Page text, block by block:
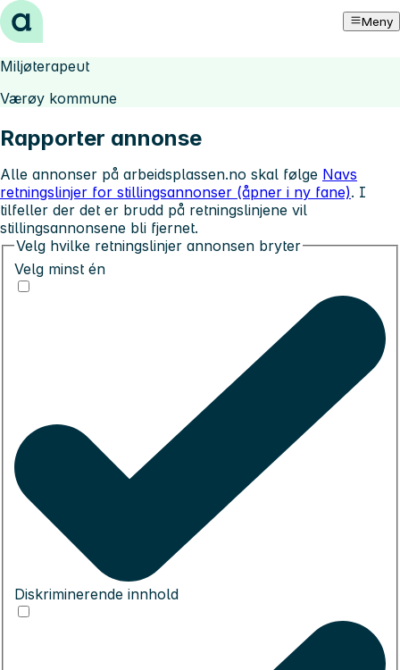
Hopp til innhold Meny
Miljøterapeut
Værøy kommune
Rapporter annonse
Alle annonser på arbeidsplassen.no skal følge Navs
retningslinjer for stillingsannonser (åpner i ny fane). I
tilfeller der det er brudd på retningslinjene vil
stillingsannonsene bli fjernet.
Velg hvilke retningslinjer annonsen bryter
Velg minst én
Diskriminerende innhold